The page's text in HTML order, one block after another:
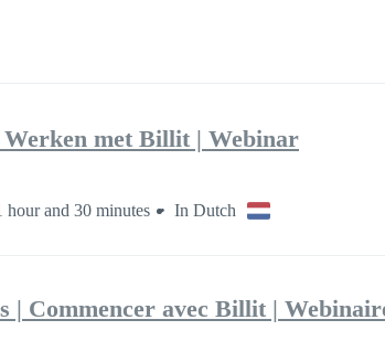
Werken met Billit | Webinar
hour and 30 minutes In Dutch
| Commencer avec Billit |